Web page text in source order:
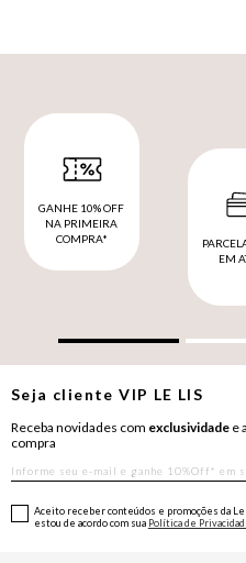
GANHE 10% OFF
NA PRIMEIRA
COMPRA*
EM
Seja clienteVIP LE LIS
Receba novidades com exclusividade e
compra
Aceito receber conteúdos e promoções da
estou de acordo com sua Política de